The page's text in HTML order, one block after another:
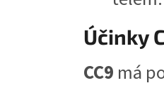
Účinky
CC9 má